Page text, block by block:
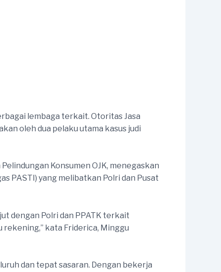
lembaga terkait. Otoritas Jasa
oleh dua pelaku utama kasus judi
Konsumen OJK, menegaskan
PASTI) yang melibatkan Polri dan Pusat
dengan Polri dan PPATK terkait
kata Friderica, Minggu
dan tepat sasaran. Dengan bekerja